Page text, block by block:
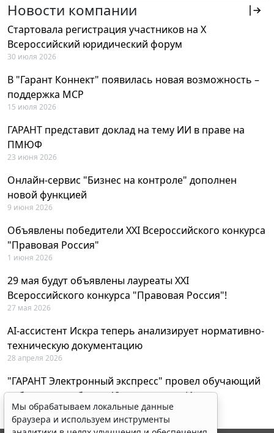
Новости компании
Стартовала регистрация участников на X
Всероссийский юридический форум
30 июля 2026
В "Гарант Коннект" появилась новая возможность –
поддержка MCP
15 июля 2026
ГАРАНТ представит доклад на тему ИИ в праве на
ПМЮФ
23 июня 2026
Онлайн-сервис "Бизнес на контроле" дополнен
новой функцией
9 июня 2026
Объявлены победители XXI Всероссийского конкурса
"Правовая Россия"
1 июня 2026
29 мая будут объявлены лауреаты XXI
Всероссийского конкурса "Правовая Россия"!
27 мая 2026
AI-ассистент Искра теперь анализирует нормативно-
техническую документацию
28 апреля 2026
"ГАРАНТ Электронный экспресс" провел обучающий
вебинар по работе с AI-ассистентом Искра
23 апреля 2026
Мы обрабатываем локальные данные
браузера и используем инструменты